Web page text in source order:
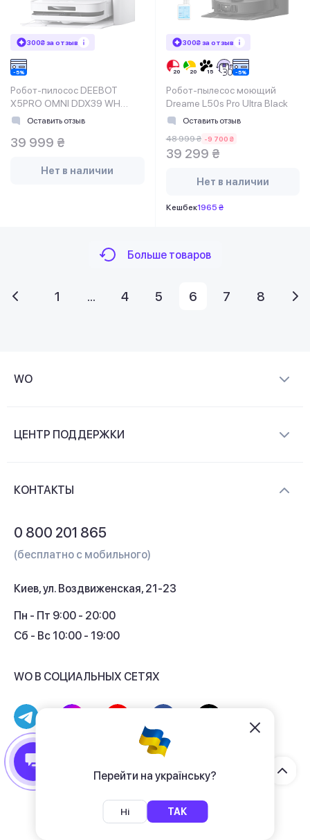
Перейти на українську?
Ні ТАК
300₴ за отзыв
Робот-пилосос DEEBOT
X5PRO OMNI DDX39 WH
ECOVACS
Оставить отзыв
39 999 ₴
Нет в наличии
300₴ за отзыв
Робот-пылесос моющий
Dreame L50s Pro Ultra Black
Оставить отзыв
48 999 ₴ -9 700 ₴
39 299 ₴
Нет в наличии
Кешбек1965 ₴
Больше товаров
1 ... 4 5 6 7 8
WO
Контакты
ЦЕНТР ПОДДЕРЖКИ
Кэшбек
КОНТАКТЫ
0 800 201 865
(бесплатно с мобильного)
Киев, ул. Воздвиженская, 21-23
Пн - Пт 9:00 - 20:00
Сб - Вс 10:00 - 19:00
WO В СОЦИАЛЬНЫХ СЕТЯХ
Договор публичной оферты
Политика конфиденциальности